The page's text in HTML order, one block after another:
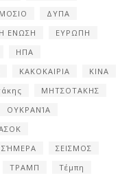
ΔΥΠΑ
ΕΝΩΣΗ
ΕΥΡΩΠΗ
ΗΠΑ
ΚΑΚΟΚΑΙΡΙΑ
ΚΙΝΑ
ΜΗΤΣΟΤΑΚΗΣ
ΟΥΚΡΑΝΊΑ
ΣΉΜΕΡΑ
ΣΕΙΣΜΟΣ
ΤΡΑΜΠ
Τέμπη